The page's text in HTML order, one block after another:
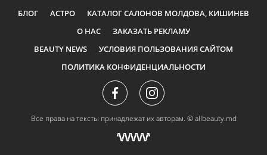
БЛОГ АСТРО
КАТАЛОГ САЛОНОВ МОЛДОВА, КИШИНЕВ
О НАС
ЗАКАЗАТЬ РЕКЛАМУ
BEAUTY NEWS
УСЛОВИЯ ПОЛЬЗОВАНИЯ САЙТОМ
ПОЛИТИКА КОНФИДЕНЦИАЛЬНОСТИ
Все права на тексты принадлежат их авторам. © allbeauty.md